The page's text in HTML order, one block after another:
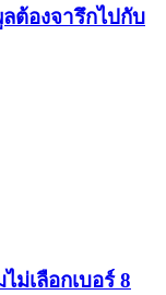
ต้องจารึกไปกับ
ม่เลือกเบอร์ 8